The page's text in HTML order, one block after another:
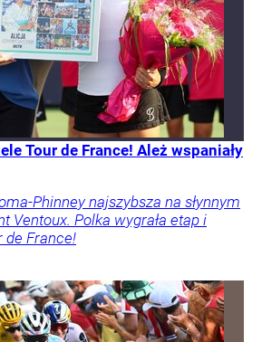
Tour de France! Ależ wspaniały
Phinney najszybsza na słynnym
Ventoux. Polka wygrała etap i
de France!